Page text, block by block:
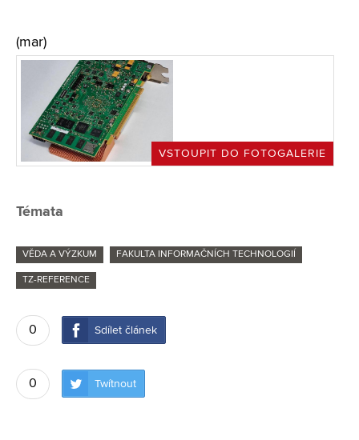
(mar)
VSTOUPIT DO FOTOGALERIE
Témata
VĚDA A VÝZKUM FAKULTA INFORMAČNÍCH TECHNOLOGIÍ
TZ-REFERENCE
0 Sdílet článek
0 Twítnout